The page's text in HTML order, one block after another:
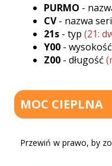
PURMO -
CV- nazwa
21s - typ (21:
Y00 - wysokość
Z00 - długość
MOC CIEPLNA
Przewiń w prawo, by